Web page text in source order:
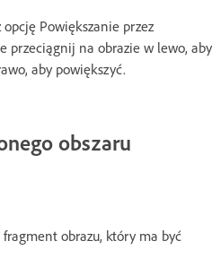
Powiększanie przez
przeciągnij na obrazie w lewo, aby
aby powiększyć.
obszaru
obrazu, który ma być